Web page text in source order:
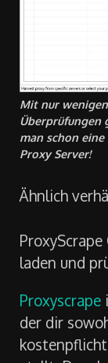
Mit nur
Überprüfungen
man schon
Proxy Server!
Ähnlich
laden und
Proxyscrape
der dir